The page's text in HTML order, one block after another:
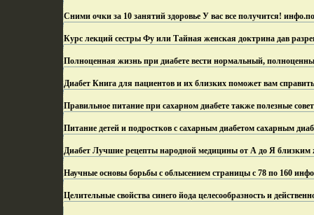
Сними очки за 10 занятий здоровье У вас все получится! инфо.
Курс лекций сестры Фу или Тайная женская доктрина дав
Полноценная жизнь при диабете вести нормальный,
Диабет Книга для пациентов и их близких поможет вам
Правильное питание при сахарном диабете также полезные
Питание детей и подростков с сахарным диабетом сахарным
Диабет Лучшие рецепты народной медицины от А до Я близким
Научные основы борьбы с облысением страницы с 78 по 160
Целительные свойства синего йода целесообразность и